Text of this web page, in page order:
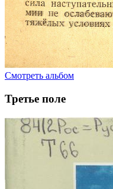
Смотреть альбом
Третье поле